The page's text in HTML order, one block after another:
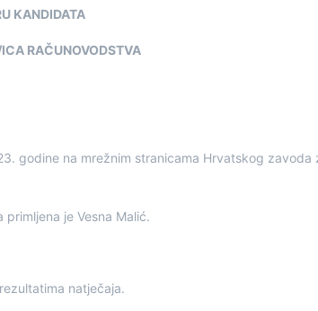
KANDIDATA
RAČUNOVODSTVA
godine na mrežnim stranicama Hrvatskog zavoda
je Vesna Malić.
natječaja.